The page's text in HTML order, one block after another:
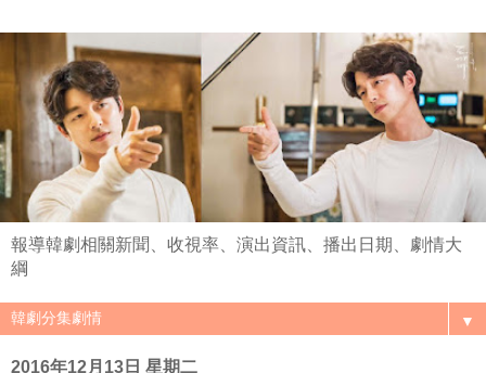
報導韓劇相關新聞、收視率、演出資訊、播出日期、劇情大
綱
▼
2016年12月13日 星期二